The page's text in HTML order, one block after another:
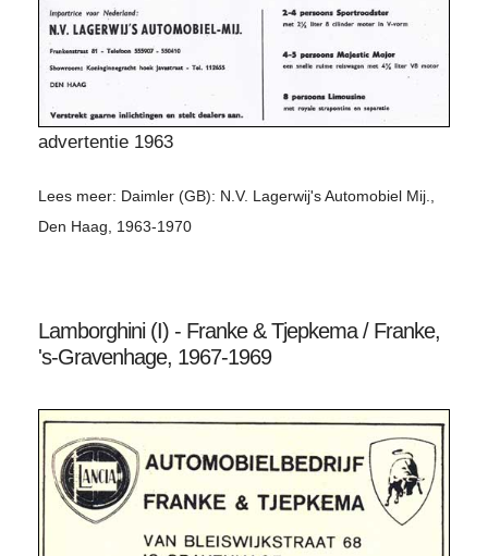
advertentie 1963
Lees meer: Daimler (GB): N.V. Lagerwij's Automobiel Mij.,
Den Haag, 1963-1970
Lamborghini (I) - Franke & Tjepkema / Franke,
's-Gravenhage, 1967-1969